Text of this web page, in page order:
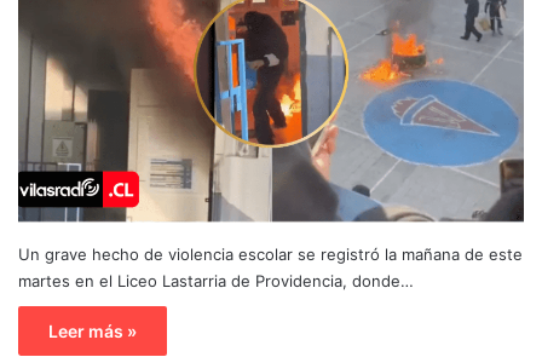
Un grave hecho de violencia escolar se registró la mañana de este
martes en el Liceo Lastarria de Providencia, donde…
Leer más »